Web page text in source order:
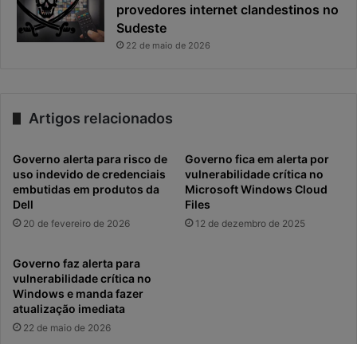
provedores internet clandestinos no
Sudeste
22 de maio de 2026
Artigos relacionados
Governo alerta para risco de
uso indevido de credenciais
embutidas em produtos da
Dell
20 de fevereiro de 2026
Governo fica em alerta por
vulnerabilidade crítica no
Microsoft Windows Cloud
Files
12 de dezembro de 2025
Governo faz alerta para
vulnerabilidade crítica no
Windows e manda fazer
atualização imediata
22 de maio de 2026